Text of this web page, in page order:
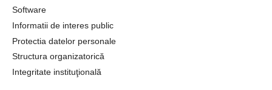
Software
Informatii de interes public
Protectia datelor personale
Structura organizatorică
Integritate instituţională